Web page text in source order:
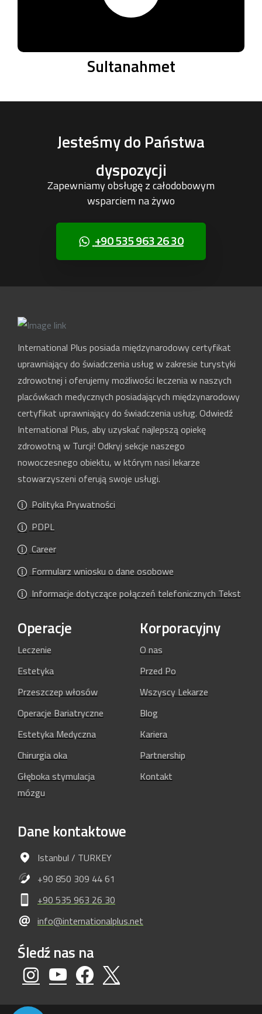
Sultanahmet
Jesteśmy do Państwa
dyspozycji
Zapewniamy obsługę z całodobowym
wsparciem na żywo
+90 535 963 26 30
International Plus posiada międzynarodowy certyfikat
uprawniający do świadczenia usług w zakresie turystyki
zdrowotnej i oferujemy możliwości leczenia w naszych
placówkach medycznych posiadających międzynarodowy
certyfikat uprawniający do świadczenia usług. Odwiedź
International Plus, aby uzyskać najlepszą opiekę
zdrowotną w Turcji! Odkryj sekcje naszego
nowoczesnego obiektu, w którym nasi lekarze
stowarzyszeni oferują swoje usługi.
Polityka Prywatności
PDPL
Career
Formularz wniosku o dane osobowe
Informacje dotyczące połączeń telefonicznych Tekst
Operacje
Leczenie
Estetyka
Przeszczep włosów
Operacje Bariatryczne
Estetyka Medyczna
Chirurgia oka
Głęboka stymulacja
mózgu
Korporacyjny
O nas
Przed Po
Wszyscy Lekarze
Blog
Kariera
Partnership
Kontakt
Dane kontaktowe
Istanbul / TURKEY
+90 850 309 44 61
+90 535 963 26 30
info@internationalplus.net
Śledźnas na